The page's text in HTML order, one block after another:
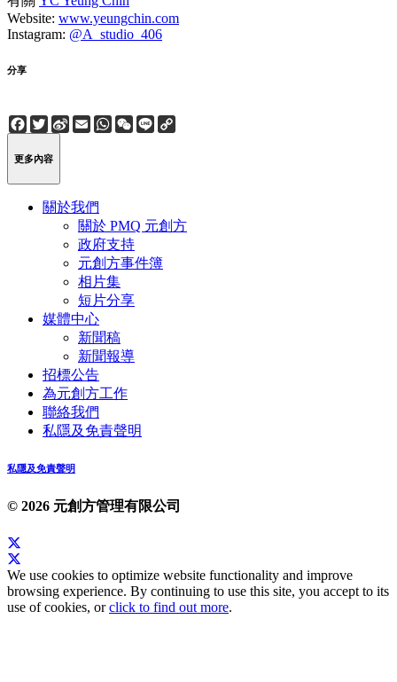
Website: www.yeungchin.com
Instagram: @A_studio_406
分享
Facebook
Twitter
Sina
Weibo
EmailWhatsApp
WeChat
Line
更多內容
關於我們
關於 PMQ 元創方
政府支持
元創方事件簿
相片集
短片分享
媒體中心
新聞稿
新聞報導
招標公告
為元創方工作
聯絡我們
私隱及免責聲明
私隱及免責聲明
© 2026 元創方管理有限公司
We use cookies to optimize website functionality and improve
browsing experience. By continuing to use this site, you accept to its
use of cookies, orclick to find out more.